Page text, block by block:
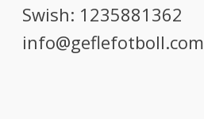
Swish: 1235881362
info@geflefotboll.com